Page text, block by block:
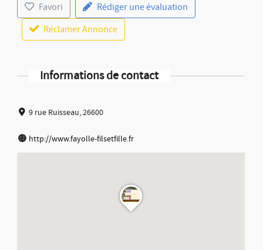
Favori
Rédiger une évaluation
Réclamer Annonce
Informations de contact
9 rue Ruisseau, 26600
http://www.fayolle-filsetfille.fr